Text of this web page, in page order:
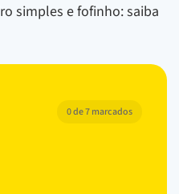
simples e fofinho: saiba
0 de 7 marcados